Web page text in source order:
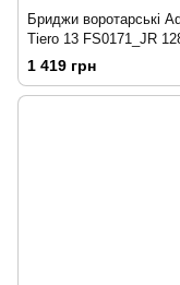
Бриджи воротарські
Tiero 13 FS0171_JR
1 419 грн